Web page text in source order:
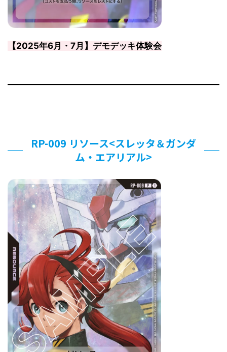
【2025年6月・7月】デモデッキ体験会
RP-009 リソース<スレッタ＆ガンダ
ム・エアリアル>